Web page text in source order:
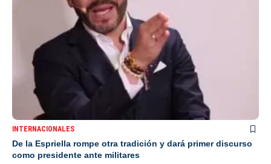
INTERNACIONALES
De la Espriella rompe otra tradición y dará primer discurso
como presidente ante militares